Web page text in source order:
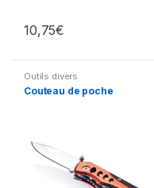
10,75€
Outils divers
Couteau de poche